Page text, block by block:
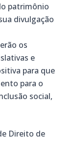
patrimônio
divulgação
os
e
para que
para o
social,
Direito de